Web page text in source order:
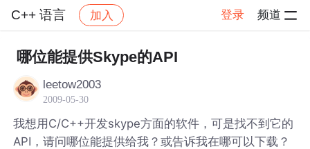
C++ 语言 加入 登录 频道
社区 C++ 语言 帖子详情
哪位能提供Skype的API
leetow2003
2009-05-30
我想用C/C++开发skype方面的软件，可是找不到它的
API，请问哪位能提供给我？或告诉我在哪可以下载？